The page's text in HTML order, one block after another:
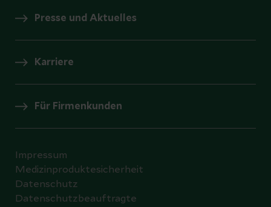
Presse und Aktuelles
Karriere
Für Firmenkunden
Impressum
Medizinproduktesicherheit
Datenschutz
Datenschutzbeauftragte